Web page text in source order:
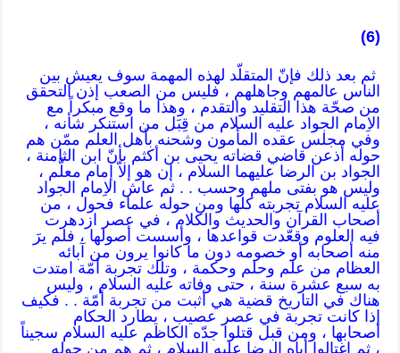
(6)
ثم بعد ذلك فإنّ المتقلّد لهذه المهمة سوف يعيش بين
الناس عالمهم وجاهلهم ، فليس من الصعب إذن التحقق
من صحّة هذا التقليد والتقدم ، وهذا ما وقع مبكراً مع
الاِمام الجواد عليه السلام من قِبَل من استنكر شأنه ،
وفي مجلس عقده المأمون وشحنه بأهل العلم ممّن هم
حوله أذعن قاضي قضاته يحيى بن أكثم بأنّ ابن الثامنة ،
الجواد بن الرضا عليهما السلام ، إن هو إلاّ إمام معلَّم ،
وليس هو بفتى ملهم وحسب . . ثم عاش الاِمام الجواد
عليه السلام تجربته كلها ومن حوله علماء فحول ، من
أصحاب القرآن والحديث والكلام ، في عصر ازدهرت
فيه العلوم وقعّدت قواعدها ، وأسست أصولها ، فلم يرَ
منه أصحابه أو خصومه دون ما كانوا يرون من آبائه
العظام من علم وحلم وحكمة ، وتلك تجربة أمّة امتدت
به سبع عشرة سنة ، حتى وفاته عليه السلام ، وليس
هناك في التاريخ قضية هي أثبت من تجربة أمّة . . فكيف
إذا كانت تجربة في عصر عصيب ، يطارد الحكام
أصحابها ، ومن قبل قتلوا جدّه الكاظم عليه السلام سجيناً
، ثم اغتالوا أباه الرضا عليه السلام ، ثم هم من حوله